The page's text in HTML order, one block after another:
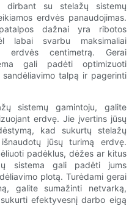
dirbant su stelažų sistemų
erdvės panaudojimas.
dažnai yra ribotos
labai svarbu maksimaliai
erdvės centimetrą. Gerai
gali padėti optimizuoti
talpą ir pagerinti
sistemų gamintoju, galite
erdvę. Jie įvertins jūsų
kad sukurtų stelažų
jūsų turimą erdvę.
padėklus, dėžes ar kitus
sistema gali padėti jums
plotą. Turėdami gerai
galite sumažinti netvarką,
efektyvesnį darbo eigą